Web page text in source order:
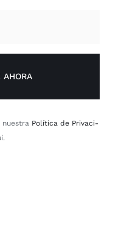
AHORA
Polí­ti­ca de Pri­va­ci­